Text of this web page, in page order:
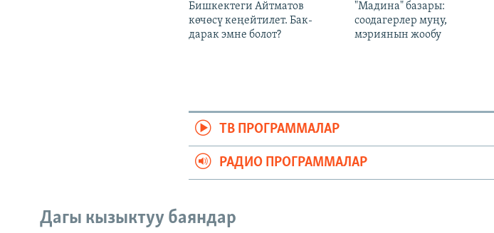
Бишкектеги Айтматов
көчөсү кеңейтилет. Бак-
дарак эмне болот?
"Мадина" базары:
соодагерлер муңу,
мэриянын жообу
ТВ ПРОГРАММАЛАР
РАДИО ПРОГРАММАЛАР
Дагы кызыктуу баяндар